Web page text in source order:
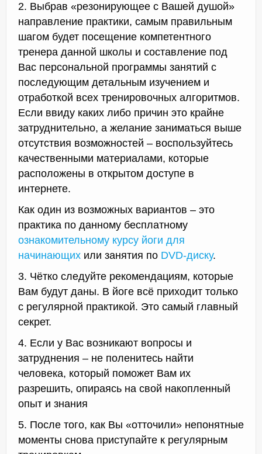
2. Выбрав «резонирующее с Вашей душой»
направление практики, самым правильным
шагом будет посещение компетентного
тренера данной школы и составление под
Вас персональной программы занятий с
последующим детальным изучением и
отработкой всех тренировочных алгоритмов.
Если ввиду каких либо причин это крайне
затруднительно, а желание заниматься выше
отсутствия возможностей – воспользуйтесь
качественными материалами, которые
расположены в открытом доступе в
интернете.
Как один из возможных вариантов – это
практика по данному бесплатному
ознакомительному курсу йоги для
начинающих или занятия по DVD-диску.
3. Чётко следуйте рекомендациям, которые
Вам будут даны. В йоге всё приходит только
с регулярной практикой. Это самый главный
секрет.
4. Если у Вас возникают вопросы и
затруднения – не поленитесь найти
человека, который поможет Вам их
разрешить, опираясь на свой накопленный
опыт и знания
5. После того, как Вы «отточили» непонятные
моменты снова приступайте к регулярным